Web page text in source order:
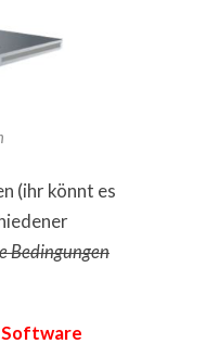
(ihr könnt es
Bedingungen
Software